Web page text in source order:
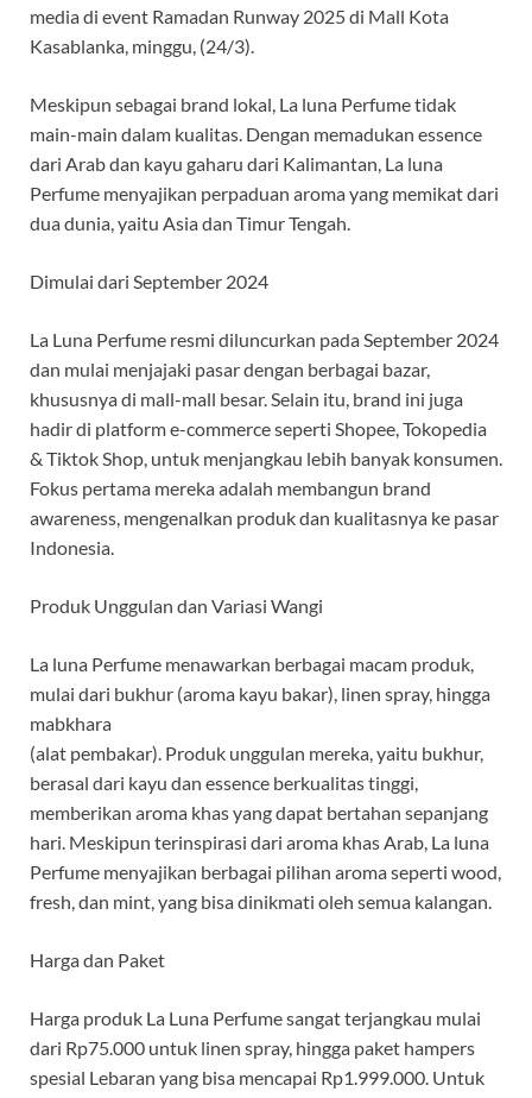
media di event Ramadan Runway 2025 di Mall Kota
Kasablanka, minggu, (24/3).
Meskipun sebagai brand lokal, La luna Perfume tidak
main-main dalam kualitas. Dengan memadukan essence
dari Arab dan kayu gaharu dari Kalimantan, La luna
Perfume menyajikan perpaduan aroma yang memikat dari
dua dunia, yaitu Asia dan Timur Tengah.
Dimulai dari September 2024
La Luna Perfume resmi diluncurkan pada September 2024
dan mulai menjajaki pasar dengan berbagai bazar,
khususnya di mall-mall besar. Selain itu, brand ini juga
hadir di platform e-commerce seperti Shopee, Tokopedia
& Tiktok Shop, untuk menjangkau lebih banyak konsumen.
Fokus pertama mereka adalah membangun brand
awareness, mengenalkan produk dan kualitasnya ke pasar
Indonesia.
Produk Unggulan dan Variasi Wangi
La luna Perfume menawarkan berbagai macam produk,
mulai dari bukhur (aroma kayu bakar), linen spray, hingga
mabkhara
(alat pembakar). Produk unggulan mereka, yaitu bukhur,
berasal dari kayu dan essence berkualitas tinggi,
memberikan aroma khas yang dapat bertahan sepanjang
hari. Meskipun terinspirasi dari aroma khas Arab, La luna
Perfume menyajikan berbagai pilihan aroma seperti wood,
fresh, dan mint, yang bisa dinikmati oleh semua kalangan.
Harga dan Paket
Harga produk La Luna Perfume sangat terjangkau mulai
dari Rp75.000 untuk linen spray, hingga paket hampers
spesial Lebaran yang bisa mencapai Rp1.999.000. Untuk